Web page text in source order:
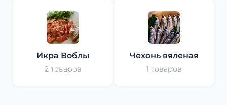
Икра Воблы
2 товаров
Чехонь вяленая
1 товаров